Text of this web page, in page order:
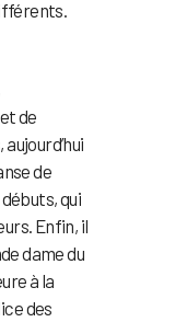
de
de
qui
Enfin, il
dame du
à la
des